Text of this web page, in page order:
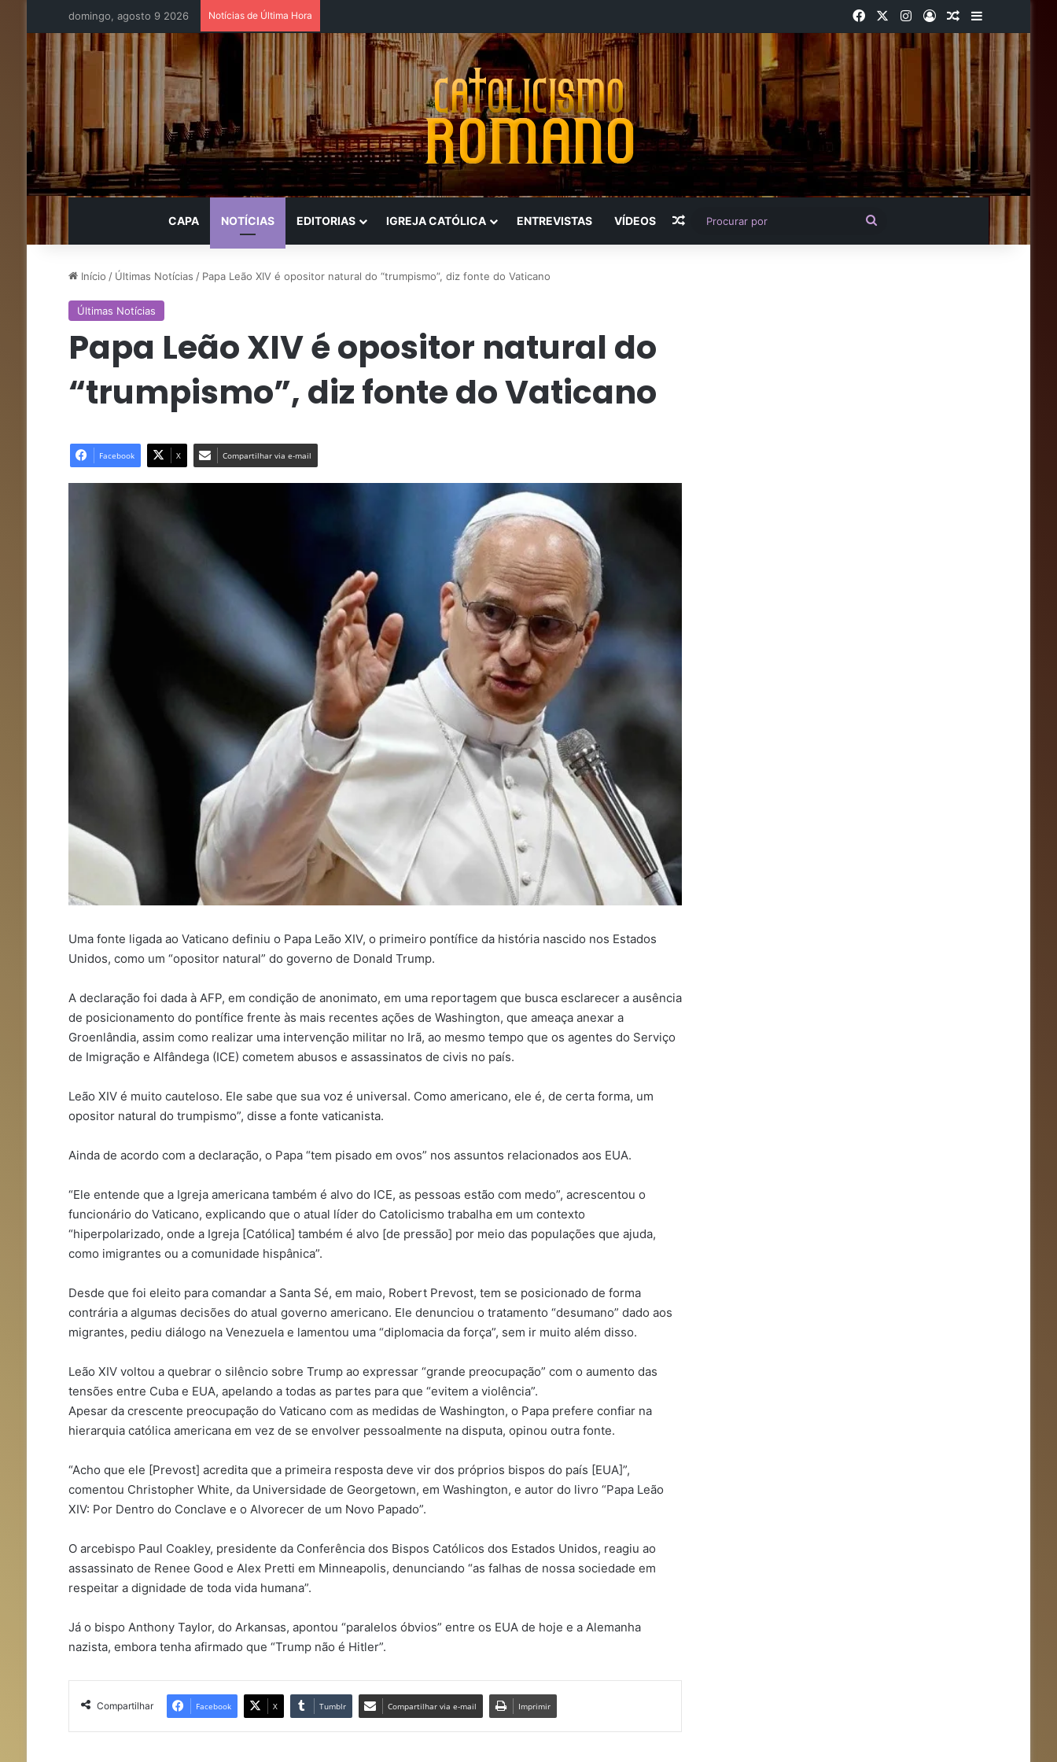
domingo, agosto 9 2026 Notícias de Última Hora FacebookInstagram
EntrarArtigo aleatório
Barra
CAPA NOTÍCIAS EDITORIAS IGREJA CATÓLICA ENTREVISTAS VÍDEOS Artigo aleatório
por
Início / Últimas Notícias / Papa Leão XIV é opositor natural do “trumpismo”, diz fonte do Vaticano
Últimas Notícias
Papa Leão XIV é opositor natural do
“trumpismo”, diz fonte do Vaticano
Facebook X Compartilhar via e-mail
Uma fonte ligada ao Vaticano definiu o Papa Leão XIV, o primeiro pontífice da história nascido nos Estados
Unidos, como um “opositor natural” do governo de Donald Trump.
A declaração foi dada à AFP, em condição de anonimato, em uma reportagem que busca esclarecer a ausência
de posicionamento do pontífice frente às mais recentes ações de Washington, que ameaça anexar a
Groenlândia, assim como realizar uma intervenção militar no Irã, ao mesmo tempo que os agentes do Serviço
de Imigração e Alfândega (ICE) cometem abusos e assassinatos de civis no país.
Leão XIV é muito cauteloso. Ele sabe que sua voz é universal. Como americano, ele é, de certa forma, um
opositor natural do trumpismo”, disse a fonte vaticanista.
Ainda de acordo com a declaração, o Papa “tem pisado em ovos” nos assuntos relacionados aos EUA.
“Ele entende que a Igreja americana também é alvo do ICE, as pessoas estão com medo”, acrescentou o
funcionário do Vaticano, explicando que o atual líder do Catolicismo trabalha em um contexto
“hiperpolarizado, onde a Igreja [Católica] também é alvo [de pressão] por meio das populações que ajuda,
como imigrantes ou a comunidade hispânica”.
Desde que foi eleito para comandar a Santa Sé, em maio, Robert Prevost, tem se posicionado de forma
contrária a algumas decisões do atual governo americano. Ele denunciou o tratamento “desumano” dado aos
migrantes, pediu diálogo na Venezuela e lamentou uma “diplomacia da força”, sem ir muito além disso.
Leão XIV voltou a quebrar o silêncio sobre Trump ao expressar “grande preocupação” com o aumento das
tensões entre Cuba e EUA, apelando a todas as partes para que “evitem a violência”.
Apesar da crescente preocupação do Vaticano com as medidas de Washington, o Papa prefere confiar na
hierarquia católica americana em vez de se envolver pessoalmente na disputa, opinou outra fonte.
“Acho que ele [Prevost] acredita que a primeira resposta deve vir dos próprios bispos do país [EUA]”,
comentou Christopher White, da Universidade de Georgetown, em Washington, e autor do livro “Papa Leão
XIV: Por Dentro do Conclave e o Alvorecer de um Novo Papado”.
O arcebispo Paul Coakley, presidente da Conferência dos Bispos Católicos dos Estados Unidos, reagiu ao
assassinato de Renee Good e Alex Pretti em Minneapolis, denunciando “as falhas de nossa sociedade em
respeitar a dignidade de toda vida humana”.
Já o bispo Anthony Taylor, do Arkansas, apontou “paralelos óbvios” entre os EUA de hoje e a Alemanha
nazista, embora tenha afirmado que “Trump não é Hitler”.
Compartilhar Facebook X Tumblr Compartilhar via e-mail Imprimir